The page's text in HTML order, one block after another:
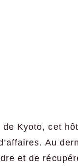
Kyoto, cet
Au
et de